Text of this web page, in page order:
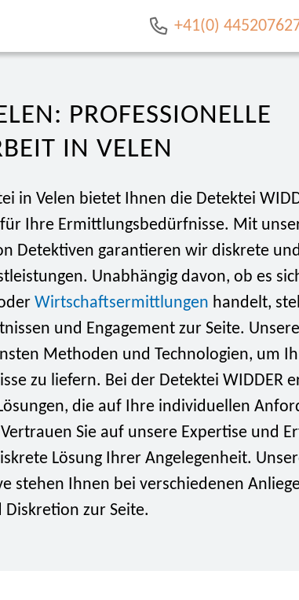
+41(0)
PROFESSIONELLE
IN VELEN
in Velen bietet Ihnen die Detektei
Ihre Ermittlungsbedürfnisse. Mit
Detektiven garantieren wir diskrete und
Unabhängig davon, ob es
Wirtschaftsermittlungen handelt,
und Engagement zur Seite.
Methoden und Technologien, um
zu liefern. Bei der Detektei WIDDER
die auf Ihre individuellen
Sie auf unsere Expertise und
Lösung Ihrer Angelegenheit.
stehen Ihnen bei verschiedenen
zur Seite.